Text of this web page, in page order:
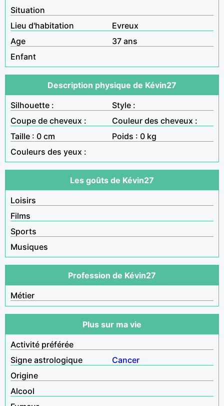
Situation
Lieu d'habitation
Evreux
Age
37 ans
Enfant
Description physique de Kévin27
Silhouette :
Style :
Coupe de cheveux :
Couleur des cheveux :
Taille : 0 cm
Poids : 0 kg
Couleurs des yeux :
Les goûts de Kévin27
Loisirs
Films
Sports
Musiques
Profession de Kévin27
Métier
Plus sur ma vie
Activité préférée
Signe astrologique
Cancer
Origine
Alcool